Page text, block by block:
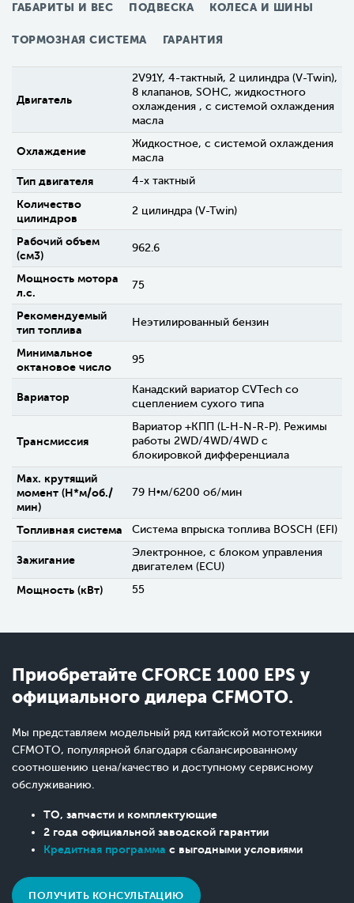
ГАБАРИТЫ И ВЕС ПОДВЕСКА КОЛЕСА И ШИНЫ
ТОРМОЗНАЯ СИСТЕМА ГАРАНТИЯ
Двигатель
2V91Y, 4-тактный, 2 цилиндра (V-Twin),
8 клапанов, SOHC, жидкостного
охлаждения , с системой охлаждения
масла
Охлаждение
Жидкостное, с системой охлаждения
масла
Тип двигателя 4-х тактный
Количество
цилиндров
2 цилиндра (V-Twin)
Рабочий объем
(см3)
962.6
Мощность мотора
л.с.
75
Рекомендуемый
тип топлива
Неэтилированный бензин
Минимальное
октановое число
95
Вариатор
Канадский вариатор CVTech со
сцеплением сухого типа
Трансмиссия
Вариатор +КПП (L-H-N-R-P). Режимы
работы 2WD/4WD/4WD c
блокировкой дифференциала
Max. крутящий
момент (H*м/об./
мин)
79 Н•м/6200 об/мин
Топливная система Система впрыска топлива BOSCH (EFI)
Зажигание
Электронное, с блоком управления
двигателем (ECU)
Мощность (кВт) 55
Приобретайте СFORCE 1000 EPS у
официального дилера CFMOTO.
Мы представляем модельный ряд китайской мототехники
CFMOTO, популярной благодаря сбалансированному
соотношению цена/качество и доступному сервисному
обслуживанию.
ТО, запчасти и комплектующие
2 года официальной заводской гарантии
Кредитная программа с выгодными условиями
ПОЛУЧИТЬ КОНСУЛЬТАЦИЮ